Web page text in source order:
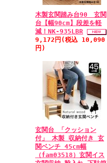
木製玄関踏み台90 玄関
台【幅90cm】段差を軽
減！NK-935LBR
9,172円(税込 10,090
円)
玄関台 「クッション
付」 木製 収納付き 玄
関ベンチ 45cm幅
（fam03518）玄関イス